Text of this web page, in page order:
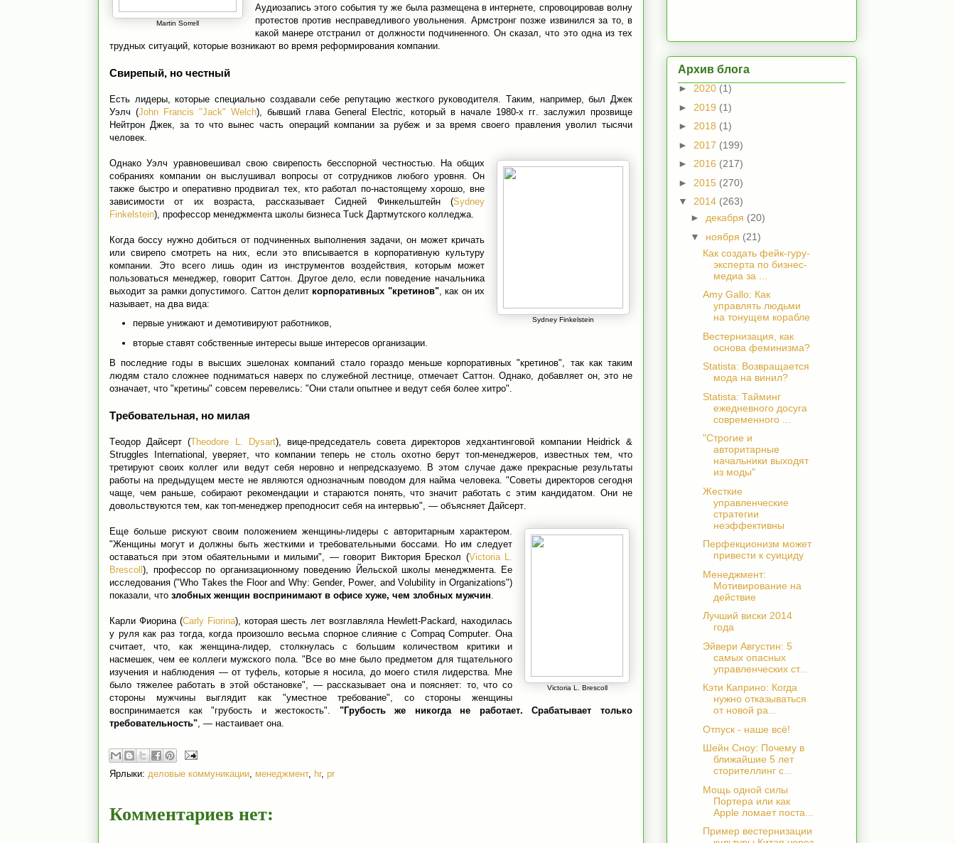
Martin Sorrell
Аудиозапись этого события ту же была размещена в интернете, спровоцировав волну
протестов против несправедливого увольнения. Армстронг позже извинился за то, в
какой манере отстранил от должности подчиненного. Он сказал, что это одна из тех
трудных ситуаций, которые возникают во время реформирования компании.
Свирепый, но честный
Есть лидеры, которые специально создавали себе репутацию жесткого руководителя. Таким, например, был Джек
Уэлч (John Francis "Jack" Welch), бывший глава General Electric, который в начале 1980-х гг. заслужил прозвище
Нейтрон Джек, за то что вынес часть операций компании за рубеж и за время своего правления уволил тысячи
человек.
Sydney Finkelstein
Однако Уэлч уравновешивал свою свирепость бесспорной честностью. На общих
собраниях компании он выслушивал вопросы от сотрудников любого уровня. Он
также быстро и оперативно продвигал тех, кто работал по-настоящему хорошо, вне
зависимости от их возраста, рассказывает Сидней Финкельштейн (Sydney
Finkelstein), профессор менеджмента школы бизнеса Tuck Дартмутского колледжа.
Когда боссу нужно добиться от подчиненных выполнения задачи, он может кричать
или свирепо смотреть на них, если это вписывается в корпоративную культуру
компании. Это всего лишь один из инструментов воздействия, которым может
пользоваться менеджер, говорит Саттон. Другое дело, если поведение начальника
выходит за рамки допустимого. Саттон делиткорпоративных "кретинов", как он их
называет, на два вида:
первые унижают и демотивируют работников,
вторые ставят собственные интересы выше интересов организации.
В последние годы в высших эшелонах компаний стало гораздо меньше корпоративных "кретинов", так как таким
людям стало сложнее подниматься наверх по служебной лестнице, отмечает Саттон. Однако, добавляет он, это не
означает, что "кретины" совсем перевелись: "Они стали опытнее и ведут себя более хитро".
Требовательная, но милая
Теодор Дайсерт (Theodore L. Dysart), вице-председатель совета директоров хедхантинговой компании Heidrick &
Struggles International, уверяет, что компании теперь не столь охотно берут топ-менеджеров, известных тем, что
третируют своих коллег или ведут себя неровно и непредсказуемо. В этом случае даже прекрасные результаты
работы на предыдущем месте не являются однозначным поводом для найма человека. "Советы директоров сегодня
чаще, чем раньше, собирают рекомендации и стараются понять, что значит работать с этим кандидатом. Они не
довольствуются тем, как топ-менеджер преподносит себя на интервью", — объясняет Дайсерт.
Victoria L. Brescoll
Еще больше рискуют своим положением женщины-лидеры с авторитарным характером.
"Женщины могут и должны быть жесткими и требовательными боссами. Но им следует
оставаться при этом обаятельными и милыми", — говорит Виктория Брескол (Victoria L.
Brescoll ), профессор по организационному поведению Йельской школы менеджмента. Ее
исследования ("Who Takes the Floor and Why: Gender, Power, and Volubility in Organizations")
показали, что злобных женщин воспринимают в офисе хуже, чем злобных мужчин
Карли Фиорина (Carly Fiorina), которая шесть лет возглавляла Hewlett-Packard, находилась
у руля как раз тогда, когда произошло весьма спорное слияние с Compaq Computer. Она
считает, что, как женщина-лидер, столкнулась с большим количеством критики и
насмешек, чем ее коллеги мужского пола. "Все во мне было предметом для тщательного
изучения и наблюдения — от туфель, которые я носила, до моего стиля лидерства. Мне
было тяжелее работать в этой обстановке", — рассказывает она и поясняет: то, что со
стороны мужчины выглядит как "уместное требование", со стороны женщины
воспринимается как "грубость и жестокость". "Грубость же никогда не работает. Срабатывает только
требовательность" , — настаивает она.
Ярлыки: деловые коммуникации менеджмент, hr, pr
Комментариев нет:
Архив блога
► 2020 (1)
► 2019 (1)
► 2018 (1)
► 2017 (199)
► 2016 (217)
► 2015 (270)
▼ 2014 (263)
► декабря (20)
▼ ноября (21)
Как создать фейк-гуру-
эксперта по бизнес-
медиа за ...
Amy Gallo: Как
управлять людьми
на тонущем корабле
Вестернизация, как
основа феминизма?
Statista: Возвращается
мода на винил?
Statista: Тайминг
ежедневного досуга
современного ...
"Строгие и
авторитарные
начальники выходят
из моды"
Жесткие
управленческие
стратегии
неэффективны
Перфекционизм может
привести к суициду
Менеджмент:
Мотивирование на
действие
Лучший виски 2014
года
Эйвери Августин: 5
самых опасных
управленческих ст...
Кэти Каприно: Когда
нужно отказываться
от новой ра...
Отпуск - наше всё!
Шейн Сноу: Почему в
ближайшие 5 лет
сторителлинг с...
Мощь одной силы
Портера или как
Apple ломает поста...
Пример вестернизации